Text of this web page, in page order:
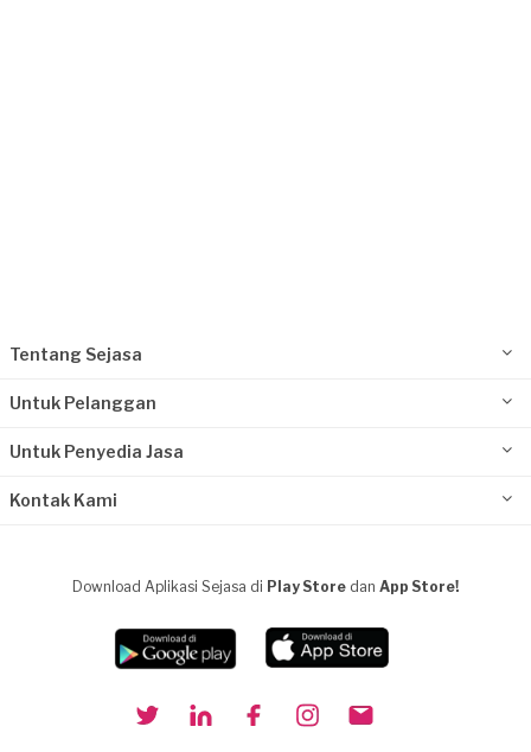
Tentang Sejasa
Untuk Pelanggan
Untuk Penyedia Jasa
Kontak Kami
Download Aplikasi Sejasa di Play Store dan App Store!